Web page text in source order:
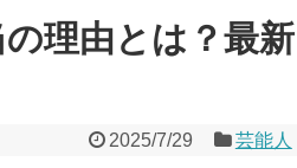
理由とは？最新
2025/7/29 芸能人